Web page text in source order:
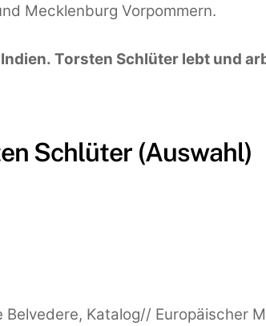
Mecklenburg Vorpommern.
Torsten Schlüter lebt und
Schlüter (Auswahl)
Katalog// Europäischer